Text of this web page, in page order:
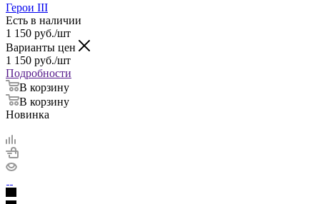
Герои III
Есть в наличии
1 150 руб./шт
Варианты цен
1 150 руб./шт
Подробности
В корзину
В корзину
Новинка